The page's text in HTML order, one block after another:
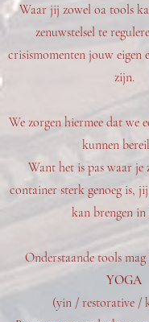
Waar jij zowel oa tools
zenuwstelsel te
crisismomenten jouw eigen
zijn.
​We zorgen hiermee dat we
kunnen
Want het is pas waar je
container sterk genoeg is,
kan brengen in
Onderstaande tools
YOGA
(yin / restorative /